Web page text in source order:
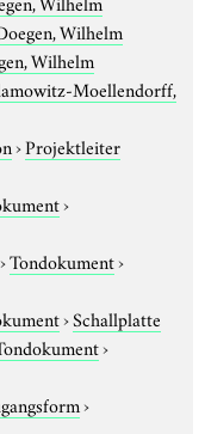
Wilhelm
Wilhelm
Moellendorff,
›Projektleiter
›
Tondokument›
›Schallplatte
›
›